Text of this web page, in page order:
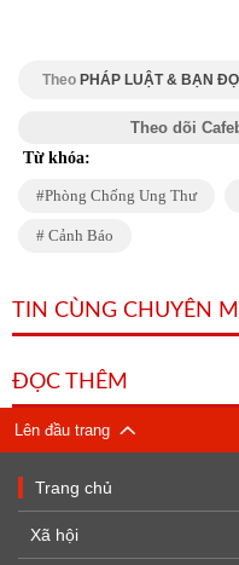
Theo PHÁP LUẬT & BẠN
Theo dõi
Từ khóa:
Phòng Chống Ung Thư
Cảnh Báo
TIN CÙNG CHUYÊN
ĐỌC THÊM
Lên đầu trang
Trang chủ
Xã hội